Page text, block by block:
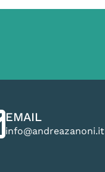
EMAIL
info@andreazanoni.it